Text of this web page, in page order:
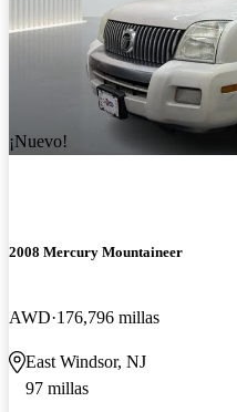
¡Nuevo!
2008 Mercury Mountaineer
AWD 176,796 millas
East Windsor, NJ
97 millas